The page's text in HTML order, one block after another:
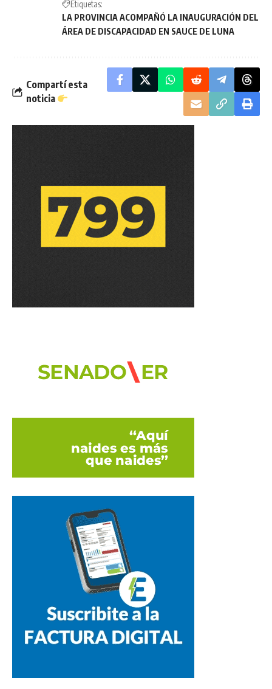
Etiquetas:
LA PROVINCIA ACOMPAÑÓ LA INAUGURACIÓN DEL
ÁREA DE DISCAPACIDAD EN SAUCE DE LUNA
Compartí esta
noticia